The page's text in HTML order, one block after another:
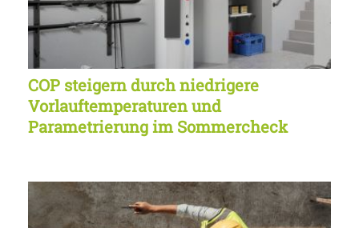
COP steigern durch niedrigere
Vorlauftemperaturen und
Parametrierung im Sommercheck